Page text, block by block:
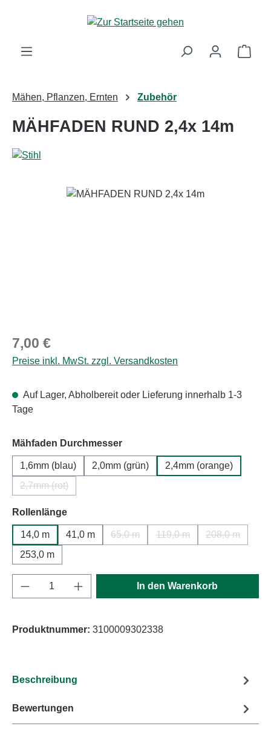
Zum Hauptinhalt springen
Mähen, Pflanzen, Ernten Zubehör
MÄHFADEN RUND 2,4x 14m
Regulärer Preis:
7,00 €
Preise inkl. MwSt. zzgl. Versandkosten
Auf Lager, Abholbereit oder Lieferung innerhalb 1-3
Tage
Mähfaden Durchmesserauswählen
1,6mm (blau) 2,0mm (grün)
2,4mm (orange)
2,7mm (rot)
(Diese Option ist zurzeit nicht verfügbar.)
Rollenlängeauswählen
14,0 m 41,0 m 65,0 m
(Diese Option ist zurzeit nicht
119,0 m
(Diese Option ist zurzeit
208,0 m
(Diese
253,0 m
Produkt Anzahl: Gib den gewünschten
In den Warenkorb
Produktnummer: 3100009302338
Beschreibung
Bewertungen